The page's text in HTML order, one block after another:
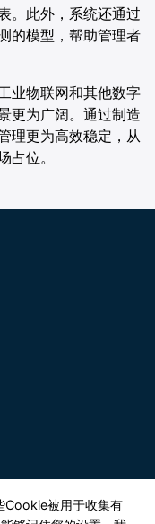
。此外，系统还通过
的模型，帮助管理者
业物联网和其他数字
更为广阔。通过制造
理更为高效稳定，从
占位。
Cookie被用于收集有